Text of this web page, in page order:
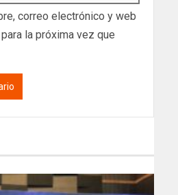
correo electrónico y web
la próxima vez que